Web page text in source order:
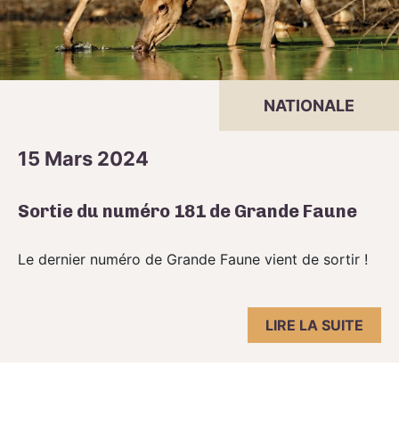
NATIONALE
15 Mars 2024
Sortie du numéro 181 de Grande Faune
Le dernier numéro de Grande Faune vient de sortir !
LIRE LA SUITE